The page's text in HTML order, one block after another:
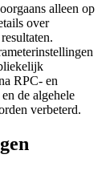
alleen op
over
RPC- en
de algehele
verbeterd.